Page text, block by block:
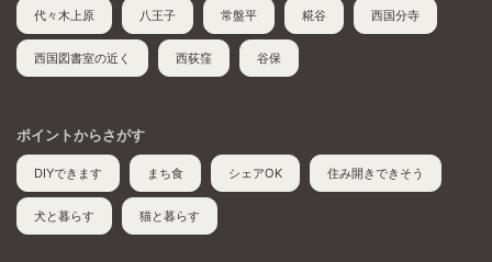
代々木上原 八王子 常盤平 糀谷 西国分寺
西国図書室の近く 西荻窪 谷保
ポイントからさがす
DIYできます まち食 シェアOK 住み開きできそう
犬と暮らす 猫と暮らす